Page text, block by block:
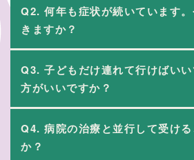
Q2. 何年も症状が続いています
きますか？
Q3. 子どもだけ連れて行けばい
方がいいですか？
Q4. 病院の治療と並行して受け
か？